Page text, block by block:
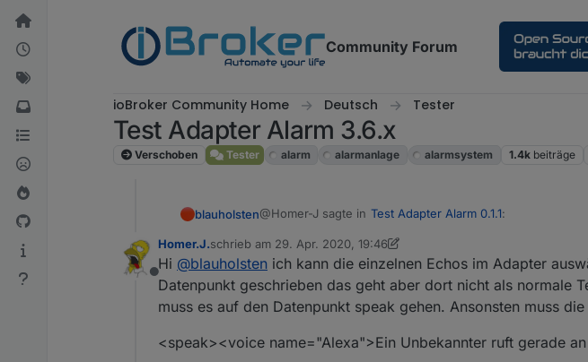
Weiter zum Inhalt
Community Forum
ioBroker Community Home Deutsch Tester
Test Adapter Alarm 3.6.x
Verschoben Tester alarm alarmanlage alarmsystem 1.4k beiträge
blauholsten@Homer-J sagte in Test Adapter Alarm 0.1.1:
@blauholsten
Sonst ist richtig cool wenn du jetzt noch den Alexa2
Kannst du bitte mal die aktuelle Github Version testen?
neue Version gemacht habe.
Offline
Homer.J.schrieb am 29. Apr. 2020, 19:46
zuletzt editiert von Homer.J.
Hi @blauholsten ich kann die einzelnen Echos im Adapter
Datenpunkt geschrieben das geht aber dort nicht als normale
muss es auf den Datenpunkt speak gehen. Ansonsten muss
<speak><voice name="Alexa">Ein Unbekannter ruft gerade